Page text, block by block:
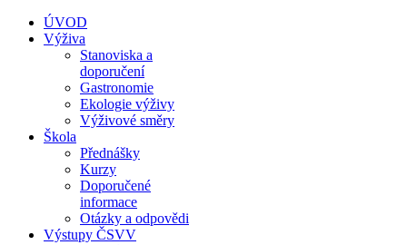
ÚVOD
Výživa
Stanoviska a
doporučení
Gastronomie
Ekologie výživy
Výživové směry
Škola
Přednášky
Kurzy
Doporučené
informace
Otázky a odpovědi
Výstupy ČSVV